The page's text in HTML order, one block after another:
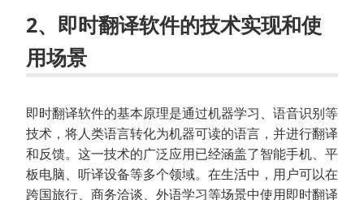
2、即时翻译软件的技术实现和使
用场景
即时翻译软件的基本原理是通过机器学习、语音识别等
技术，将人类语言转化为机器可读的语言，并进行翻译
和反馈。这一技术的广泛应用已经涵盖了智能手机、平
板电脑、听译设备等多个领域。在生活中，用户可以在
跨国旅行、商务洽谈、外语学习等场景中使用即时翻译